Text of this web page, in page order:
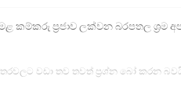
කම්කරු ප්‍රජාව ලක්වන බරපතල ශ්‍රම
වඩා තව තවත් ප්‍රශ්න බෝ කරන